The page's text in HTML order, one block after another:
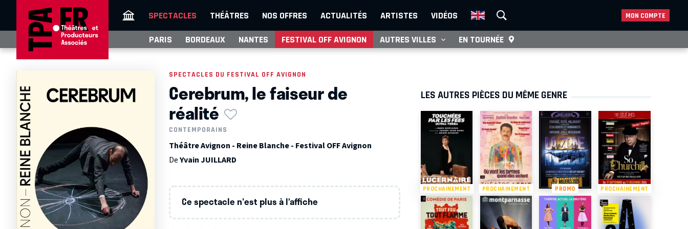
SPECTACLES THÉÂTRES NOS OFFRES ACTUALITÉS ARTISTES VIDÉOS MON COMPTE
PARIS BORDEAUX NANTES FESTIVAL OFF AVIGNON AUTRES VILLES EN TOURNÉE
SPECTACLES DU FESTIVAL OFF AVIGNON
Cerebrum, le faiseur de
réalité
CONTEMPORAINS
Théâtre Avignon - Reine Blanche - Festival OFF Avignon
DeYvain JUILLARD
Ce spectacle n'est plus à l’affiche
LES AUTRES PIÈCES DU MÊME GENRE
PROCHAINEMENT PROCHAINEMENT PROMO PROCHAINEMENT